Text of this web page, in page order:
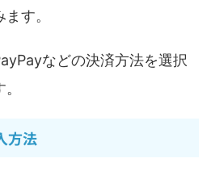
す。​
などの決済方法を選択
方法